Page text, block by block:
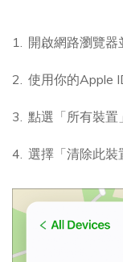
開啟網路瀏覽器
使用你的Apple
點選「所有裝置
選擇「清除此裝